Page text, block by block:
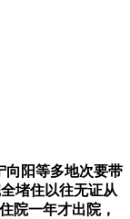
阳等多地次要带
堵住以往无证从
院一年才出院，